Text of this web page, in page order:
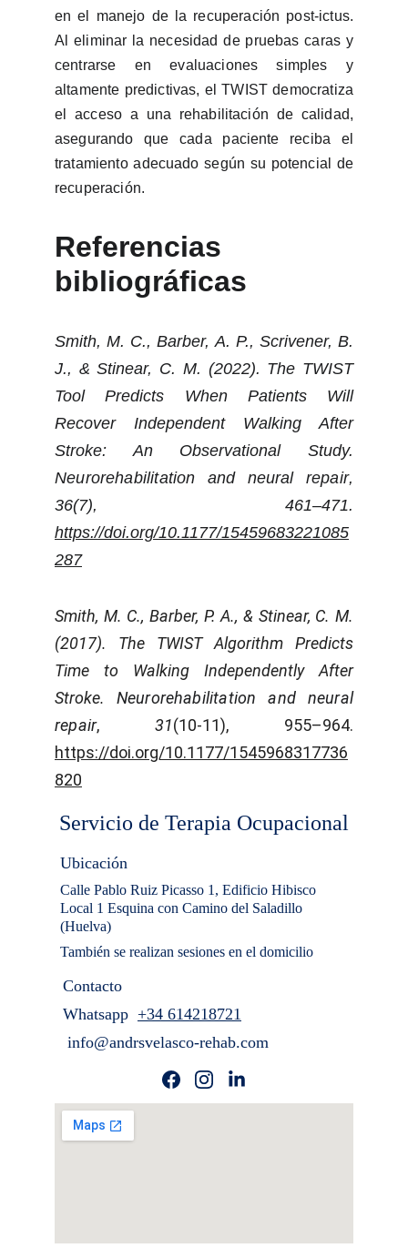
en el manejo de la recuperación post-ictus.
Al eliminar la necesidad de pruebas caras y
centrarse en evaluaciones simples y
altamente predictivas, el TWIST democratiza
el acceso a una rehabilitación de calidad,
asegurando que cada paciente reciba el
tratamiento adecuado según su potencial de
recuperación.
Referencias
bibliográficas
Smith, M. C., Barber, A. P., Scrivener, B.
J., & Stinear, C. M. (2022). The TWIST
Tool Predicts When Patients Will
Recover Independent Walking After
Stroke: An Observational Study.
Neurorehabilitation and neural repair,
36(7), 461–471.
https://doi.org/10.1177/15459683221085
287
Smith, M. C., Barber, P. A., & Stinear, C. M.
(2017). The TWIST Algorithm Predicts
Time to Walking Independently After
Stroke. Neurorehabilitation and neural
repair, 31(10-11), 955–964.
https://doi.org/10.1177/1545968317736
820
Servicio de Terapia Ocupacional
Ubicación
Calle Pablo Ruiz Picasso 1 , Edificio Hibisco
Local 1 Esquina con Camino del Saladillo
(Huelva)
También se realizan sesiones en el domicilio
Contacto
Whatsapp +34 614218721
info@andrsvelasco-rehab.com